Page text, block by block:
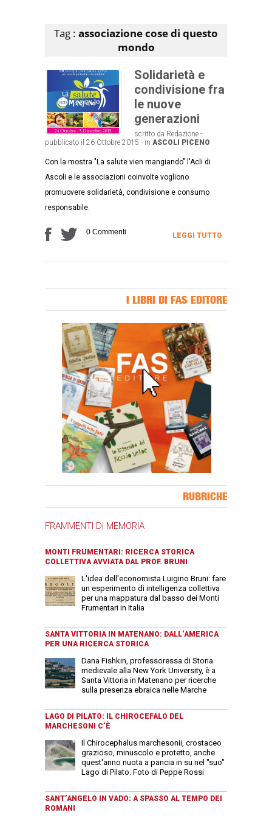
Tag : associazione cose di questo
mondo
Solidarietà e
condivisione fra
le nuove
generazioni
scritto da Redazione -
pubblicato il 26 Ottobre 2015 - in ASCOLI PICENO
Con la mostra "La salute vien mangiando" l'Acli di
Ascoli e le associazioni coinvolte vogliono
promuovere solidarietà, condivisione e consumo
responsabile.
0 Commenti LEGGI TUTTO
I LIBRI DI FAS EDITORE
RUBRICHE
FRAMMENTI DI MEMORIA
MONTI FRUMENTARI: RICERCA STORICA
COLLETTIVA AVVIATA DAL PROF. BRUNI
L'idea dell'economista Luigino Bruni: fare
un esperimento di intelligenza collettiva
per una mappatura dal basso dei Monti
Frumentari in Italia
SANTA VITTORIA IN MATENANO: DALL’AMERICA
PER UNA RICERCA STORICA
Dana Fishkin, professoressa di Storia
medievale alla New York University, è a
Santa Vittoria in Matenano per ricerche
sulla presenza ebraica nelle Marche
LAGO DI PILATO: IL CHIROCEFALO DEL
MARCHESONI C’È
Il Chirocephalus marchesonii, crostaceo
grazioso, minuscolo e protetto, anche
quest'anno nuota a pancia in su nel "suo"
Lago di Pilato. Foto di Peppe Rossi
SANT’ANGELO IN VADO: A SPASSO AL TEMPO DEI
ROMANI